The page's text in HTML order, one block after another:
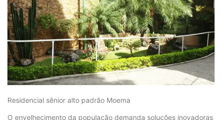
Residencial sênior alto padrão Moema
O envelhecimento da população demanda soluções inovadoras